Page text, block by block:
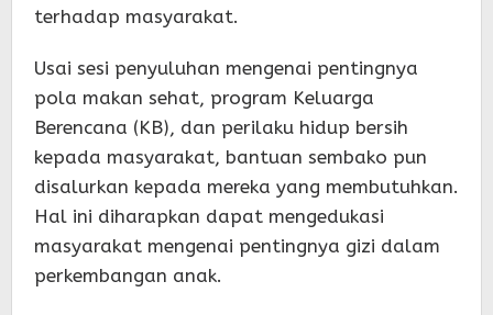
terhadap masyarakat.
Usai sesi penyuluhan mengenai pentingnya
pola makan sehat, program Keluarga
Berencana (KB), dan perilaku hidup bersih
kepada masyarakat, bantuan sembako pun
disalurkan kepada mereka yang membutuhkan.
Hal ini diharapkan dapat mengedukasi
masyarakat mengenai pentingnya gizi dalam
perkembangan anak.